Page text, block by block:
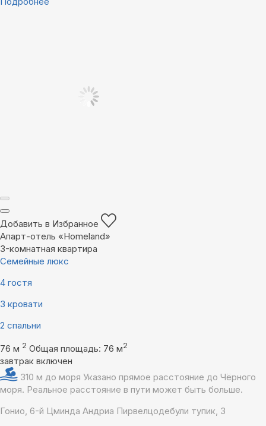
Добавить в Избранное
Апарт-отель «Homeland»
3-комнатная квартира
Семейные люкс
4 гостя
3 кровати
2 спальни
76 м 2 Общая площадь: 76 м2
завтрак включен
310 м до моря Указано прямое расстояние до Чёрного
моря. Реальное расстояние в пути может быть больше.
Гонио, 6-й Цминда Андриа Пирвелцодебули тупик, 3